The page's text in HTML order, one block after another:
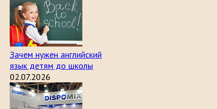
Зачем нужен английский
язык детям до школы
02.07.2026